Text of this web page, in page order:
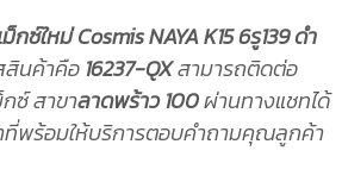
กซ์ใหม่ Cosmis NAYA K15 6รู139 ดำ
นค้าคือ 16237-QXสามารถติดต่อ
ซ์ สาขาลาดพร้าว 100ผ่านทางแชทได้
ที่พร้อมให้บริการตอบคำถามคุณลูกค้า